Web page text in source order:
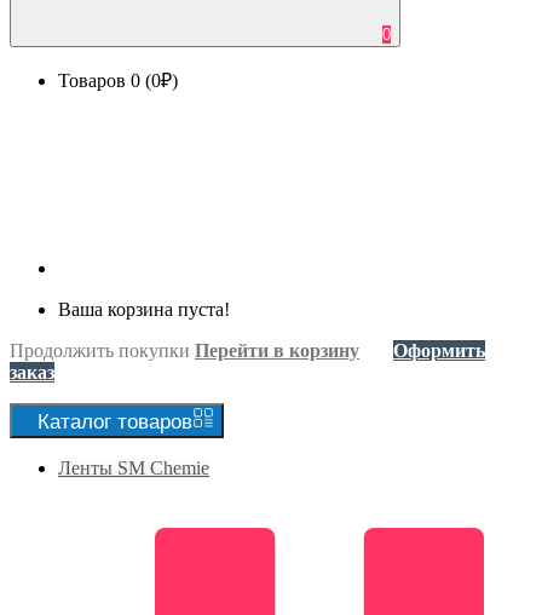
0
Товаров 0 (0₽)
Ваша корзина пуста!
Продолжить покупки Перейти в корзину
Оформить
заказ
Каталог товаров
Ленты SM Chemie